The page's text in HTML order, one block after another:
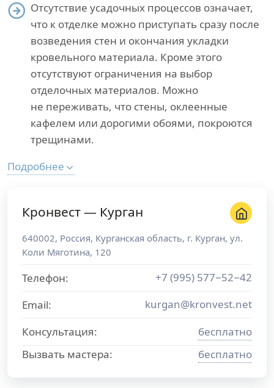
Отсутствие усадочных процессов означает,
что к отделке можно приступать сразу после
возведения стен и окончания укладки
кровельного материала. Кроме этого
отсутствуют ограничения на выбор
отделочных материалов. Можно
не переживать, что стены, оклеенные
кафелем или дорогими обоями, покроются
трещинами.
Подробнее
Кронвест — Курган
640002, Россия, Курганская область, г. Курган, ул.
Коли Мяготина, 120
Телефон:
+7 (995) 577−52−42
Email:
kurgan@kronvest.net
Консультация:
бесплатно
Вызвать мастера:
бесплатно